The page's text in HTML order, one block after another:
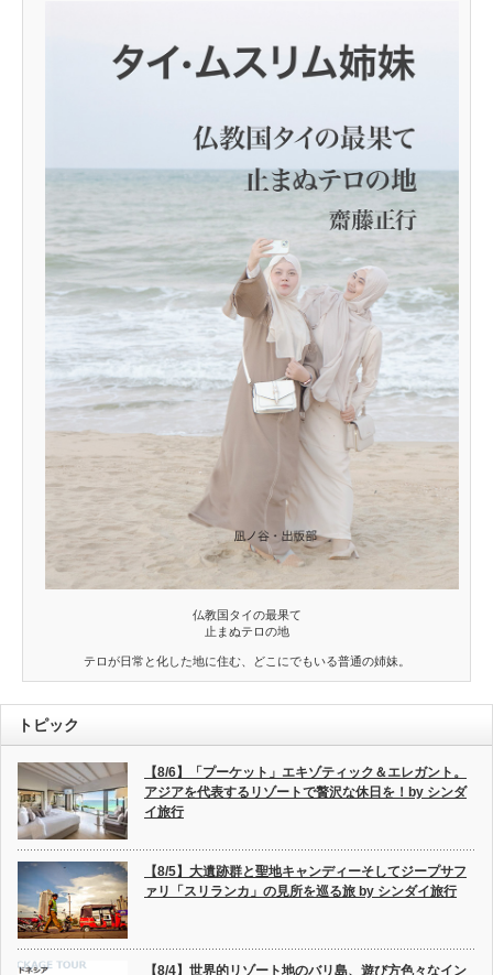
仏教国タイの最果て
止まぬテロの地
テロが日常と化した地に住む、どこにでもいる普通の姉妹。
トピック
【8/6】「プーケット」エキゾティック＆エレガント。
アジアを代表するリゾートで贅沢な休日を！by シンダ
イ旅行
【8/5】大遺跡群と聖地キャンディーそしてジープサフ
ァリ「スリランカ」の見所を巡る旅 by シンダイ旅行
【8/4】世界的リゾート地のバリ島、遊び方色々なイン